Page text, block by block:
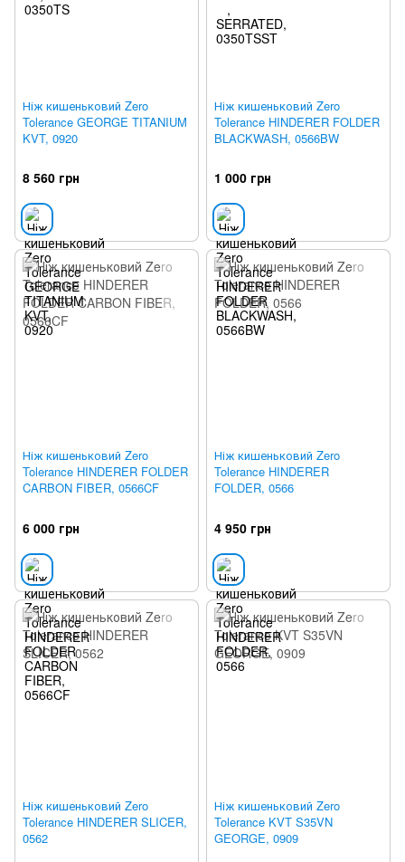
Ніж кишеньковий Zero
Tolerance GEORGE TITANIUM
KVT, 0920
8 560 грн
Ніж кишеньковий Zero
Tolerance HINDERER FOLDER
BLACKWASH, 0566BW
1 000 грн
Ніж кишеньковий Zero
Tolerance HINDERER FOLDER
CARBON FIBER, 0566CF
6 000 грн
Ніж кишеньковий Zero
Tolerance HINDERER
FOLDER, 0566
4 950 грн
Ніж кишеньковий Zero
Tolerance HINDERER SLICER,
0562
Ніж кишеньковий Zero
Tolerance KVT S35VN
GEORGE, 0909